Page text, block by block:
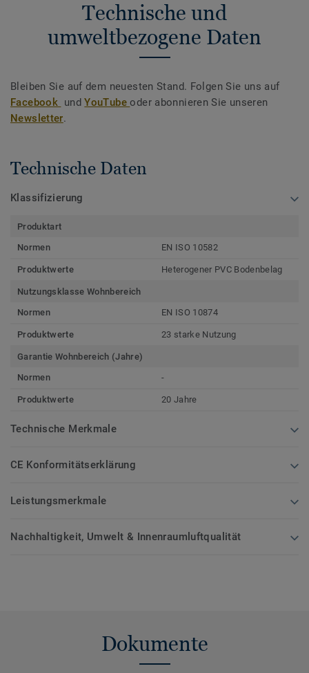
Technische und
umweltbezogene Daten
Bleiben Sie auf dem neuesten Stand. Folgen Sie uns auf
Facebook undYouTubeoder abonnieren Sie unseren
Newsletter.
Technische Daten
Klassifizierung
Produktart
Normen
EN ISO 10582
Produktwerte Heterogener PVC Bodenbelag
Nutzungsklasse Wohnbereich
Normen
EN ISO 10874
Produktwerte 23 starke Nutzung
Garantie Wohnbereich (Jahre)
Normen
-
Produktwerte 20 Jahre
Technische Merkmale
CE Konformitätserklärung
Leistungsmerkmale
Nachhaltigkeit, Umwelt & Innenraumluftqualität
Dokumente